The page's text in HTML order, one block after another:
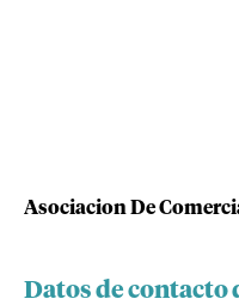
Asociacion De
Datos de contacto